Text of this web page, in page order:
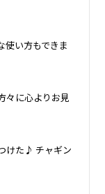
使い方もできま
々に心よりお見
けた♪ チャギン